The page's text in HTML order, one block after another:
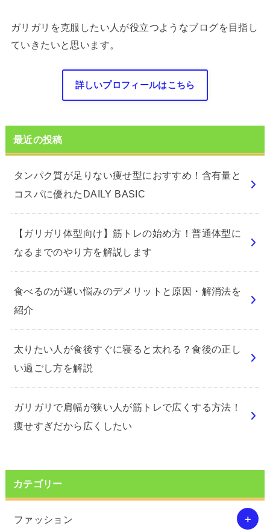
ガリガリを克服したい人が役立つようなブログを目指し
ていきたいと思います。
詳しいプロフィールはこちら
最近の投稿
タンパク質が足りない痩せ型におすすめ！含有量と
コスパに優れたDAILY BASIC
【ガリガリ体型向け】筋トレの始め方！普通体型に
なるまでのやり方を解説します
食べるのが遅い悩みのデメリットと原因・解消法を
紹介
太りたい人が食後すぐに寝ると太れる？食後の正し
い過ごし方を解説
ガリガリで肩幅が狭い人が筋トレで広くする方法！
痩せすぎだから広くしたい
カテゴリー
ファッション